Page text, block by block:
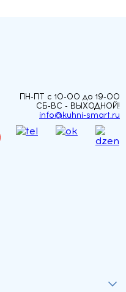
ПН-ПТ с 10-00 до 19-00
СБ-ВС - ВЫХОДНОЙ!
info@kuhni-smart.ru